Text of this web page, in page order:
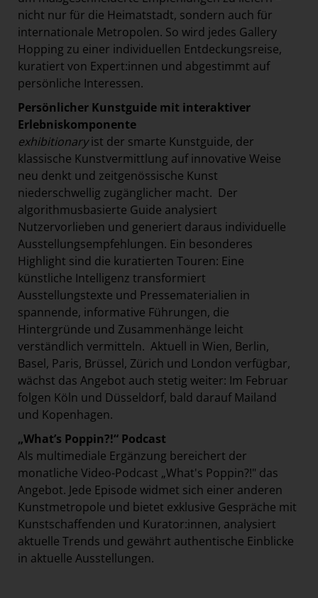
nicht nur für die Heimatstadt, sondern auch für
internationale Metropolen. So wird jedes Gallery
Hopping zu einer individuellen Entdeckungsreise,
kuratiert von Expert:innen und abgestimmt auf
persönliche Interessen.
Persönlicher Kunstguide mit interaktiver
Erlebniskomponente
exhibitionaryist der smarte Kunstguide, der
klassische Kunstvermittlung auf innovative Weise
neu denkt und zeitgenössische Kunst
niederschwellig zugänglicher macht. Der
algorithmusbasierte Guide analysiert
Nutzervorlieben und generiert daraus individuelle
Ausstellungsempfehlungen. Ein besonderes
Highlight sind die kuratierten Touren: Eine
künstliche Intelligenz transformiert
Ausstellungstexte und Pressematerialien in
spannende, informative Führungen, die
Hintergründe und Zusammenhänge leicht
verständlich vermitteln. Aktuell in Wien, Berlin,
Basel, Paris, Brüssel, Zürich und London verfügbar,
wächst das Angebot auch stetig weiter: Im Februar
folgen Köln und Düsseldorf, bald darauf Mailand
und Kopenhagen.
„What’s Poppin?!“ Podcast
Als multimediale Ergänzung bereichert der
monatliche Video-Podcast „What's Poppin?!" das
Angebot. Jede Episode widmet sich einer anderen
Kunstmetropole und bietet exklusive Gespräche mit
Kunstschaffenden und Kurator:innen, analysiert
aktuelle Trends und gewährt authentische Einblicke
in aktuelle Ausstellungen.